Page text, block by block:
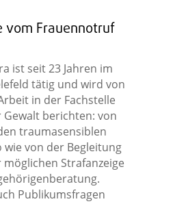
vom Frauennotruf
ist seit 23 Jahren im
tätig und wird von
in der Fachstelle
berichten: von
traumasensiblen
wie von der Begleitung
Strafanzeige
Publikumsfragen